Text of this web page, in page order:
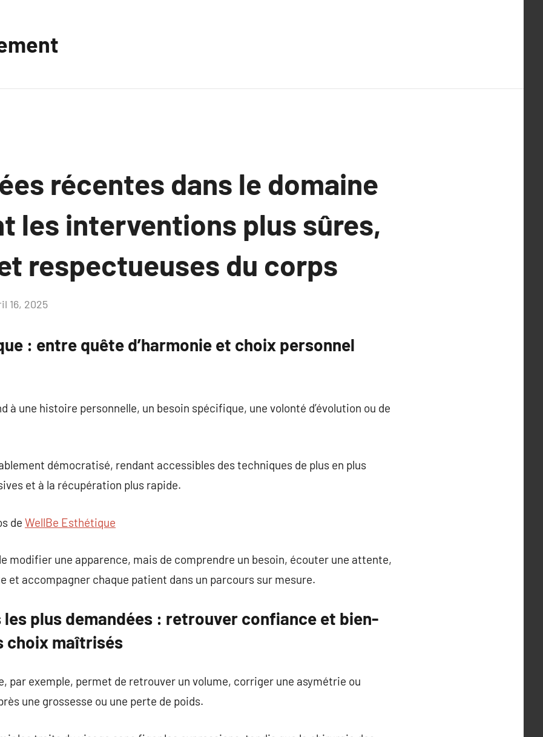
récentes dans le domaine
les interventions plus sûres,
respectueuses du corps
16, 2025
: entre quête d’harmonie et choix personnel
à une histoire personnelle, un besoin spécifique, une volonté d’évolution ou de
démocratisé, rendant accessibles des techniques de plus en plus
et à la récupération plus rapide.
de WellBe Esthétique
modifier une apparence, mais de comprendre un besoin, écouter une attente,
et accompagner chaque patient dans un parcours sur mesure.
plus demandées : retrouver confiance et bien-
choix maîtrisés
par exemple, permet de retrouver un volume, corriger une asymétrie ou
une grossesse ou une perte de poids.